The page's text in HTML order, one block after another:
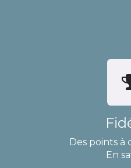
Des points à
En